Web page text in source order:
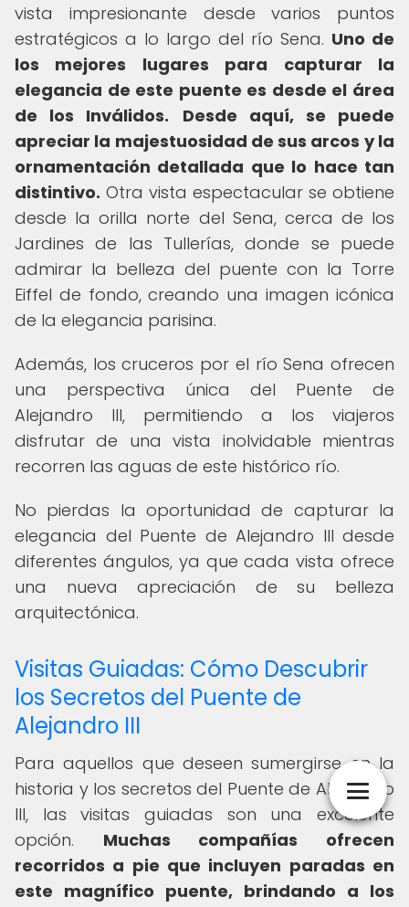
vista impresionante desde varios puntos
estratégicos a lo largo del río Sena. Uno de
los mejores lugares para capturar la
elegancia de este puente es desde el área
de los Inválidos.
Desde aquí, se puede
apreciar la majestuosidad de sus arcos y la
ornamentación detallada que lo hace tan
distintivo. Otra vista espectacular se obtiene
desde la orilla norte del Sena, cerca de los
Jardines de las Tullerías, donde se puede
admirar la belleza del puente con la Torre
Eiffel de fondo, creando una imagen icónica
de la elegancia parisina.
Además, los cruceros por el río Sena ofrecen
una perspectiva única del Puente de
Alejandro III, permitiendo a los viajeros
disfrutar de una vista inolvidable mientras
recorren las aguas de este histórico río.
No pierdas la oportunidad de capturar la
elegancia del Puente de Alejandro III desde
diferentes ángulos, ya que cada vista ofrece
una nueva apreciación de su belleza
arquitectónica.
Visitas Guiadas: Cómo Descubrir
los Secretos del Puente de
Alejandro III
Para aquellos que deseen sumergirse en la
historia y los secretos del Puente de Alejandro
III, las visitas guiadas son una excelente
opción. Muchas compañías ofrecen
recorridos a pie que incluyen paradas en
este magnífico puente, brindando a los